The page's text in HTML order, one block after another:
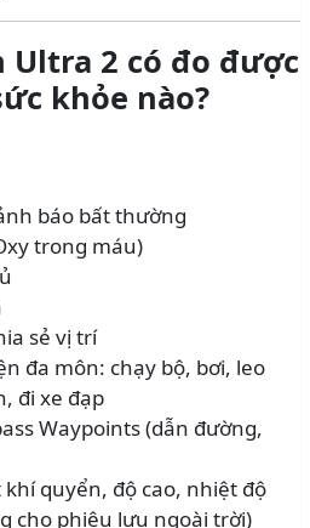
Ultra 2 có đo được
khỏe nào?
báo bất thường
trong máu)
sẻ vị trí
đa môn: chạy bộ, bơi, leo
đi xe đạp
Waypoints (dẫn đường,
khí quyển, độ cao, nhiệt độ
cho phiêu lưu ngoài trời)